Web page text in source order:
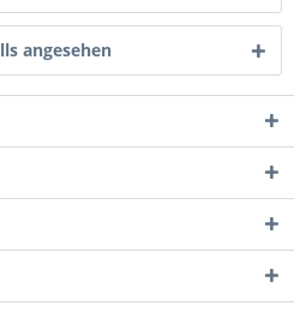
angesehen